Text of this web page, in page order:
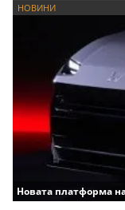
НОВИНИ
Новата платформа